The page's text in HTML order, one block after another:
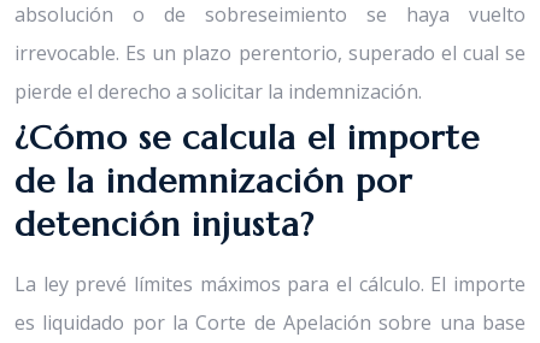
absolución o de sobreseimiento se haya vuelto
irrevocable. Es un plazo perentorio, superado el cual se
pierde el derecho a solicitar la indemnización.
¿Cómo se calcula el importe
de la indemnización por
detención injusta?
La ley prevé límites máximos para el cálculo. El importe
es liquidado por la Corte de Apelación sobre una base